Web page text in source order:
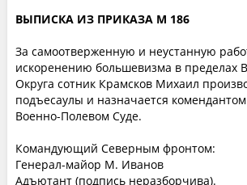
ВЫПИСКА ИЗ ПРИКАЗА М 186
За самоотверженную и неустанную
искоренению большевизма в пределах
Округа сотник Крамсков Михаил
подъесаулы и назначается
Военно-Полевом Суде.
Командующий Северным фронтом:
Генерал-майор М. Иванов
Адъютант (подпись неразборчива).